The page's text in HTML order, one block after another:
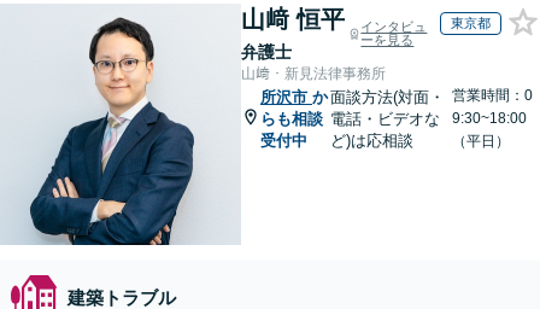
山﨑 恒平
弁護士
インタビュ
ーを見る
東京都
山﨑・新見法律事務所
所沢市 か
らも相談
受付中
面談方法(対面・
電話・ビデオな
ど)は応相談
営業時間：0
9:30~18:00
（平日）
建築トラブル